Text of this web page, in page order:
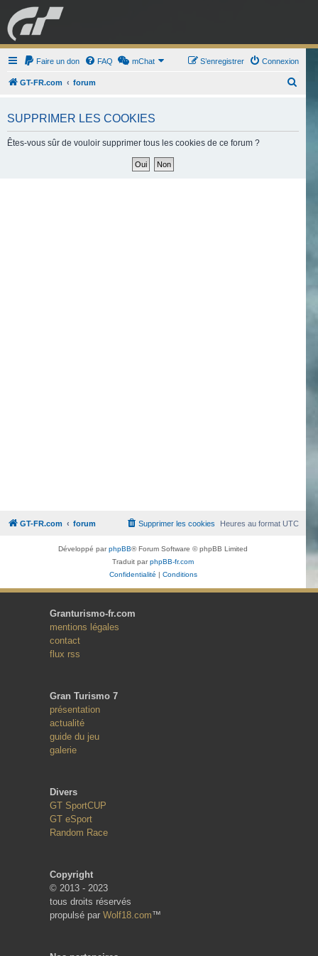
GRAN TURISMO FORUM
ESPORT BOUTIQUE
Faire un don FAQ mChat Connexion
S’enregistrer
GT-FR.com forum
h
SUPPRIMER LES COOKIES
Êtes-vous sûr de vouloir supprimer tous les cookies de ce forum ?
GT-FR.com forum Heures au formatUTC
Supprimer les cookies
Développé parphpBB® Forum Software © phpBB Limited
Traduit parphpBB-fr.com
Confidentialité | Conditions
Granturismo-fr.com
mentions légales
contact
flux rss
Gran Turismo 7
présentation
actualité
guide du jeu
galerie
Divers
GT SportCUP
GT eSport
Random Race
Copyright
© 2013 - 2023
tous droits réservés
propulsé par Wolf18.com™